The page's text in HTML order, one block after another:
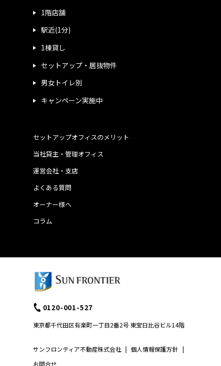
1階店舗
駅近(1分)
1棟貸し
セットアップ・居抜物件
男女トイレ別
キャンペーン実施中
運営会社・支店
よくある質問
当社貸主・管理オフィス
オーナー様へ
コラム
セットアップオフィスのメリット
サンフロンティア不動産株式会社 | 個人情報保護方針 |
お問合せ
0120-001-527
東京都千代田区有楽町一丁目2番2号 東宝日比谷ビル14階